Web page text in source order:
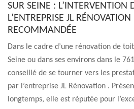
SUR SEINE : L’INTERVENTION
L’ENTREPRISE JL
RECOMMANDÉE
Dans le cadre d’une rénovation de
Seine ou dans ses environs dans le
conseillé de se tourner vers les
par l’entreprise JL Rénovation .
longtemps, elle est réputée pour